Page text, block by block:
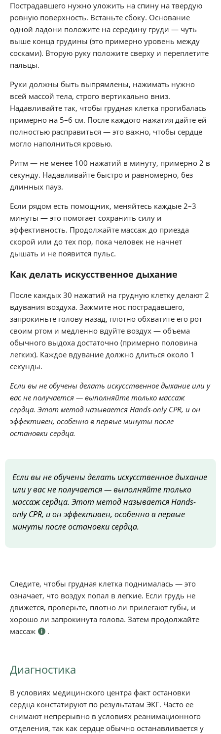
Пострадавшего нужно уложить на спину на твердую
ровную поверхность. Встаньте сбоку. Основание
одной ладони положите на середину груди — чуть
выше конца грудины (это примерно уровень между
сосками). Вторую руку положите сверху и переплетите
пальцы.
Руки должны быть выпрямлены, нажимать нужно
всей массой тела, строго вертикально вниз.
Надавливайте так, чтобы грудная клетка прогибалась
примерно на 5–6 см. После каждого нажатия дайте ей
полностью расправиться — это важно, чтобы сердце
могло наполниться кровью.
Ритм — не менее 100 нажатий в минуту, примерно 2 в
секунду. Надавливайте быстро и равномерно, без
длинных пауз.
Если рядом есть помощник, меняйтесь каждые 2–3
минуты — это помогает сохранить силу и
эффективность. Продолжайте массаж до приезда
скорой или до тех пор, пока человек не начнет
дышать и не появится пульс.
Как делать искусственное дыхание
После каждых 30 нажатий на грудную клетку делают 2
вдувания воздуха. Зажмите нос пострадавшего,
запрокиньте голову назад, плотно обхватите его рот
своим ртом и медленно вдуйте воздух — объема
обычного выдоха достаточно (примерно половина
легких). Каждое вдувание должно длиться около 1
секунды.
Если вы не обучены делать искусственное дыхание или у
вас не получается — выполняйте только массаж
сердца. Этот метод называется Hands-only CPR, и он
эффективен, особенно в первые минуты после
остановки сердца.
Если вы не обучены делать искусственное дыхание
или у вас не получается — выполняйте только
массаж сердца. Этот метод называется Hands-
only CPR, и он эффективен, особенно в первые
минуты после остановки сердца.
Следите, чтобы грудная клетка поднималась — это
означает, что воздух попал в легкие. Если грудь не
движется, проверьте, плотно ли прилегают губы, и
хорошо ли запрокинута голова. Затем продолжайте
массаж
.
Диагностика
В условиях медицинского центра факт остановки
сердца констатируют по результатам ЭКГ. Часто ее
снимают непрерывно в условиях реанимационного
отделения, так как сердце обычно останавливается у